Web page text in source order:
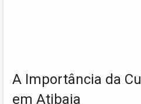
A Importância da
em Atibaia